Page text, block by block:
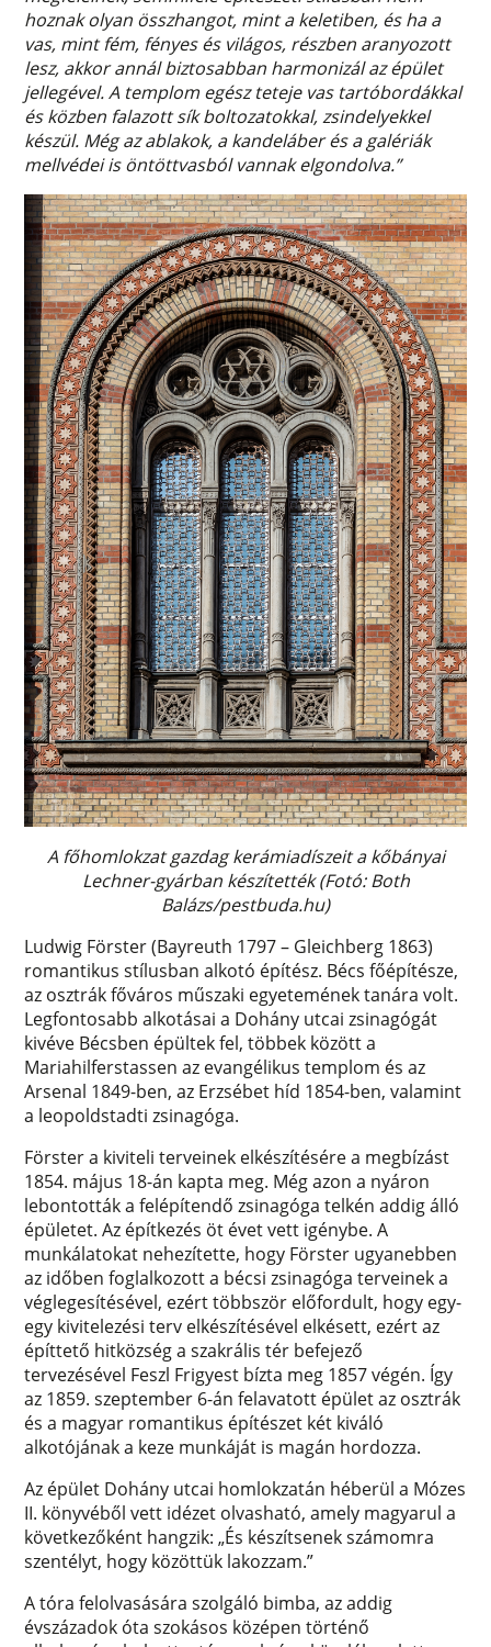
hoznak olyan összhangot, mint a keletiben, és ha a
vas, mint fém, fényes és világos, részben aranyozott
lesz, akkor annál biztosabban harmonizál az épület
jellegével. A templom egész teteje vas tartóbordákkal
és közben falazott sík boltozatokkal, zsindelyekkel
készül. Még az ablakok, a kandeláber és a galériák
mellvédei is öntöttvasból vannak elgondolva.”
A főhomlokzat gazdag kerámiadíszeit a kőbányai
Lechner-gyárban készítették (Fotó: Both
Balázs/pestbuda.hu)
Ludwig Förster (Bayreuth 1797 – Gleichberg 1863)
romantikus stílusban alkotó építész. Bécs főépítésze,
az osztrák főváros műszaki egyetemének tanára volt.
Legfontosabb alkotásai a Dohány utcai zsinagógát
kivéve Bécsben épültek fel, többek között a
Mariahilferstassen az evangélikus templom és az
Arsenal 1849-ben, az Erzsébet híd 1854-ben, valamint
a leopoldstadti zsinagóga.
Förster a kiviteli terveinek elkészítésére a megbízást
1854. május 18-án kapta meg. Még azon a nyáron
lebontották a felépítendő zsinagóga telkén addig álló
épületet. Az építkezés öt évet vett igénybe. A
munkálatokat nehezítette, hogy Förster ugyanebben
az időben foglalkozott a bécsi zsinagóga terveinek a
véglegesítésével, ezért többször előfordult, hogy egy-
egy kivitelezési terv elkészítésével elkésett, ezért az
építtető hitközség a szakrális tér befejező
tervezésével Feszl Frigyest bízta meg 1857 végén. Így
az 1859. szeptember 6-án felavatott épület az osztrák
és a magyar romantikus építészet két kiváló
alkotójának a keze munkáját is magán hordozza.
Az épület Dohány utcai homlokzatán héberül a Mózes
II. könyvéből vett idézet olvasható, amely magyarul a
következőként hangzik: „És készítsenek számomra
szentélyt, hogy közöttük lakozzam.”
A tóra felolvasására szolgáló bimba, az addig
évszázadok óta szokásos középen történő